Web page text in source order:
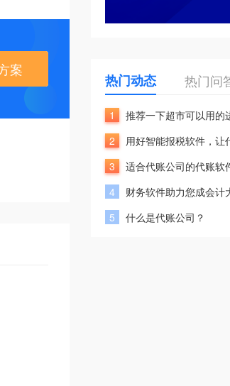
案
热门动态 热门问
1
推荐一下超市可以用的
2
用好智能报税软件，让
3
适合代账公司的代账软
4
财务软件助力您成会计
5
什么是代账公司？